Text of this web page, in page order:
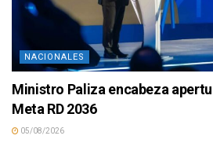
NACIONALES
Ministro Paliza encabeza
Meta RD 2036
05/08/2026